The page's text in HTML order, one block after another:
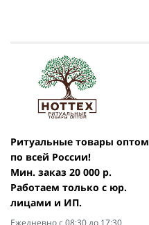
Ритуальные товары оптом
по всей России!
Мин. заказ 20 000 р.
Работаем только с юр.
лицами и ИП.
Ежедневно с 08:30 до 17:30